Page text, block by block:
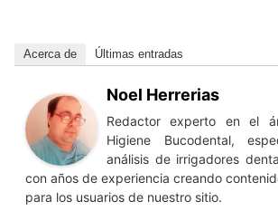
Acerca de Últimas entradas
Noel Herrerias
Redactor experto en el
Higiene Bucodental,
análisis de irrigadores
con años de experiencia creando
para los usuarios de nuestro sitio.